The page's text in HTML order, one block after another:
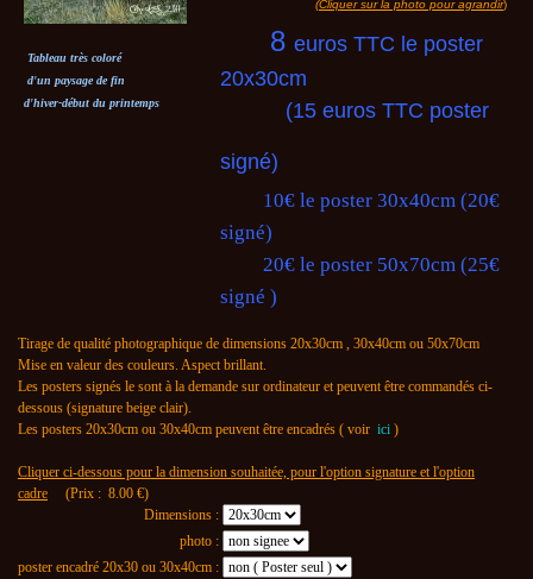
Tableau très coloré
d'un paysage de fin
d'hiver-début du printemps
(Cliquer sur la photo pour agrandir)
8 euros TTC le poster
20x30cm
(15 euros TTC poster
signé)
10€ le poster 30x40cm (20€
signé)
20€ le poster 50x70cm (25€
signé )
Tirage de qualité photographique de dimensions 20x30cm , 30x40cm ou 50x70cm
Mise en valeur des couleurs. Aspect brillant.
Les posters signés le sont à la demande sur ordinateur et peuvent être commandés ci-
dessous (signature beige clair).
Les posters 20x30cm ou 30x40cm peuvent être encadrés ( voir ici )
Cliquer ci-dessous pour la dimension souhaitée, pour l'option signature et l'option
cadre (Prix : 8.00 €)
Dimensions :
photo :
poster encadré 20x30 ou 30x40cm :